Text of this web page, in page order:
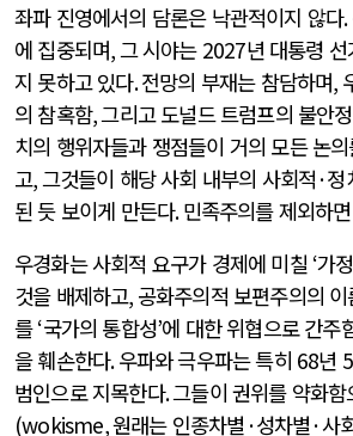
좌파 진영에서의 담론은 낙관적이지 않다.
에 집중되며,그 시야는 2027년 대통령
지 못하고 있다.전망의 부재는 참담하며,
의 참혹함,그리고 도널드 트럼프의 불안
치의 행위자들과 쟁점들이 거의 모든 논
고,그것들이 해당 사회 내부의 사회적 ·정
된 듯 보이게 만든다.민족주의를 제외하
우경화는 사회적 요구가 경제에 미칠 ‘가
것을 배제하고, 공화주의적 보편주의의
를‘국가의 통합성’에 대한 위협으로 간주
을 훼손한다.우파와 극우파는 특히 68년 5
범인으로 지목한다.그들이 권위를 약화함
(wokisme,원래는 인종차별 ·성차별 ·사